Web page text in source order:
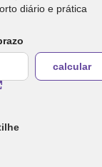
diário e prática